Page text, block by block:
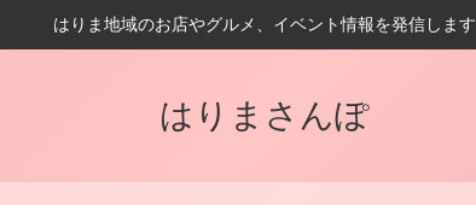
はりま地域のお店やグルメ、イベント情報を発信します
はりまさんぽ